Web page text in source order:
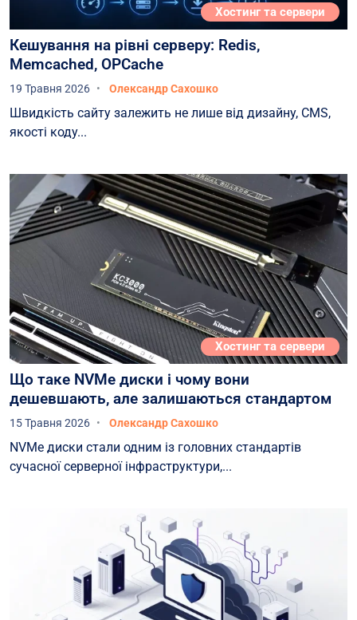
Хостинг та сервери
Кешування на рівні серверу: Redis,
Memcached, OPCache
19 Травня 2026 Олександр Сахошко
Швидкість сайту залежить не лише від дизайну, CMS,
якості коду...
Хостинг та сервери
Що таке NVMe диски і чому вони
дешевшають, але залишаються стандартом
15 Травня 2026 Олександр Сахошко
NVMe диски стали одним із головних стандартів
сучасної серверної інфраструктури,...